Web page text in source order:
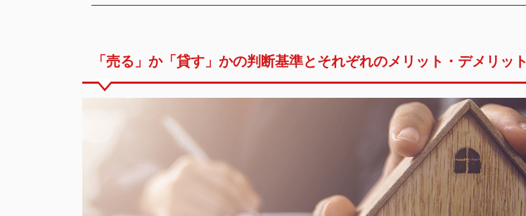
「売る」か「貸す」かの判断基準とそれぞれのメリット・デメリット